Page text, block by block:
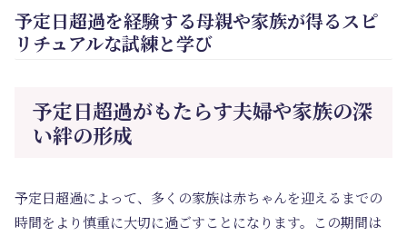
予定日超過を経験する母親や家族が得るスピ
リチュアルな試練と学び
予定日超過がもたらす夫婦や家族の深
い絆の形成
予定日超過によって、多くの家族は赤ちゃんを迎えるまでの
時間をより慎重に大切に過ごすことになります。この期間は